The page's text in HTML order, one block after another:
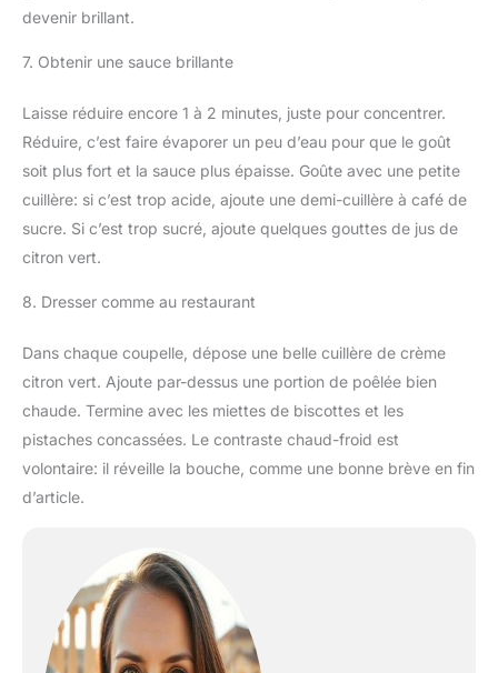
devenir brillant.
7. Obtenir une sauce brillante
Laisse réduire encore 1 à 2 minutes, juste pour concentrer.
Réduire, c’est faire évaporer un peu d’eau pour que le goût
soit plus fort et la sauce plus épaisse. Goûte avec une petite
cuillère: si c’est trop acide, ajoute une demi-cuillère à café de
sucre. Si c’est trop sucré, ajoute quelques gouttes de jus de
citron vert.
8. Dresser comme au restaurant
Dans chaque coupelle, dépose une belle cuillère de crème
citron vert. Ajoute par-dessus une portion de poêlée bien
chaude. Termine avec les miettes de biscottes et les
pistaches concassées. Le contraste chaud-froid est
volontaire: il réveille la bouche, comme une bonne brève en fin
d’article.